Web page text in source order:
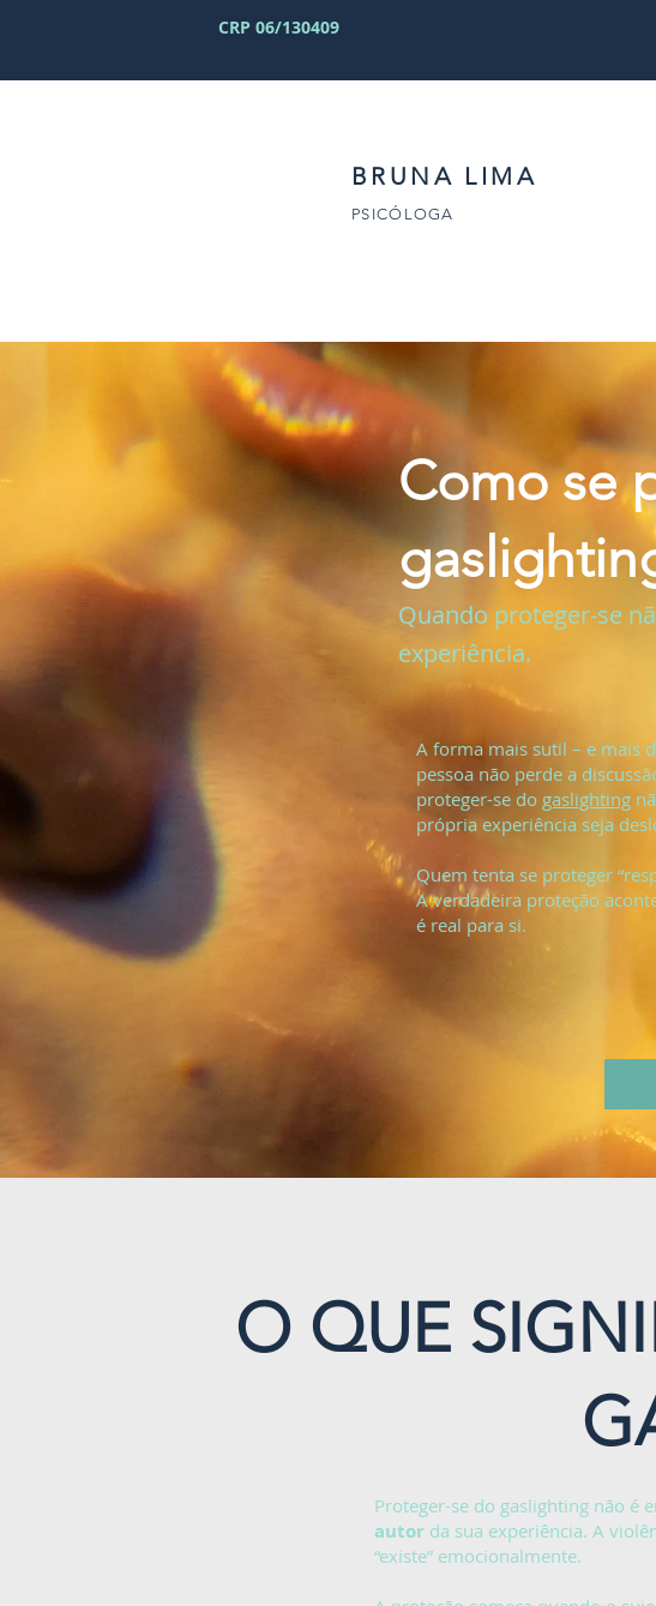
CRP 06/130409
BRUNA LIMA
PSICÓLOGA
Como se
Quando proteger-se
experiência.
A forma mais sutil – e mais
pessoa não perde a
proteger-se do gaslighting
própria experiência seja
Quem tenta se proteger
A verdadeira proteção
é real para si.
O QUE
Proteger-se do gaslighting não é
autor da sua experiência. A
“existe” emocionalmente.